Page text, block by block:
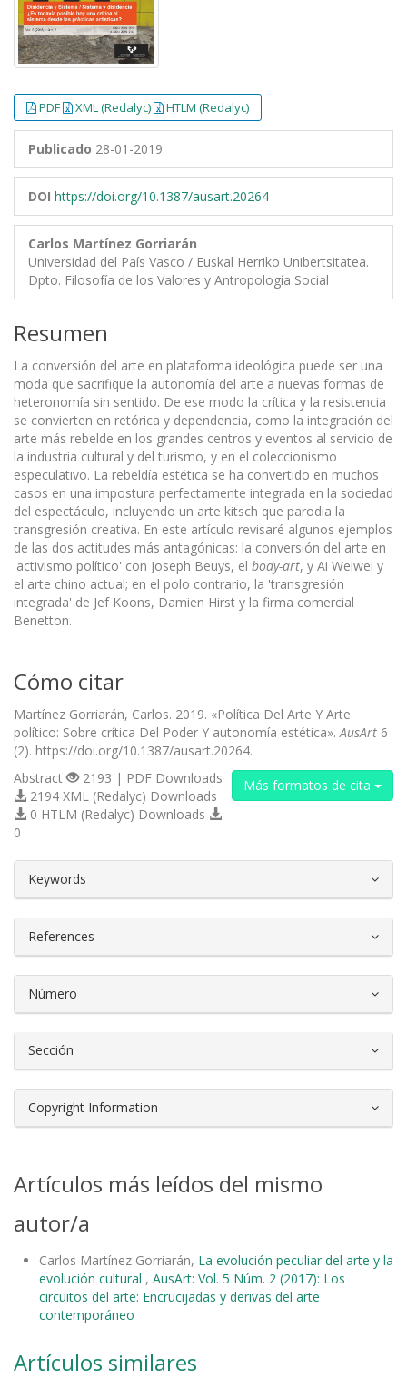
PDF XML (Redalyc) HTLM (Redalyc)
Publicado 28-01-2019
DOI https://doi.org/10.1387/ausart.20264
Carlos Martínez Gorriarán
Universidad del País Vasco / Euskal Herriko Unibertsitatea.
Dpto. Filosofía de los Valores y Antropología Social
Resumen
La conversión del arte en plataforma ideológica puede ser una
moda que sacrifique la autonomía del arte a nuevas formas de
heteronomía sin sentido. De ese modo la crítica y la resistencia
se convierten en retórica y dependencia, como la integración del
arte más rebelde en los grandes centros y eventos al servicio de
la industria cultural y del turismo, y en el coleccionismo
especulativo. La rebeldía estética se ha convertido en muchos
casos en una impostura perfectamente integrada en la sociedad
del espectáculo, incluyendo un arte kitsch que parodia la
transgresión creativa. En este artículo revisaré algunos ejemplos
de las dos actitudes más antagónicas: la conversión del arte en
'activismo político' con Joseph Beuys, el body-art, y Ai Weiwei y
el arte chino actual; en el polo contrario, la 'transgresión
integrada' de Jef Koons, Damien Hirst y la firma comercial
Benetton.
Cómo citar
Martínez Gorriarán, Carlos. 2019. «Política Del Arte Y Arte
político: Sobre crítica Del Poder Y autonomía estética». AusArt 6
(2). https://doi.org/10.1387/ausart.20264.
Más formatos de cita
Abstract
2193 | PDF Downloads
2194 XML (Redalyc) Downloads
0 HTLM (Redalyc) Downloads
0
Keywords
References
Número
Sección
Copyright Information
Artículos más leídos del mismo
autor/a
Carlos Martínez Gorriarán, La evolución peculiar del arte y la
evolución cultural , AusArt: Vol. 5 Núm. 2 (2017): Los
circuitos del arte: Encrucijadas y derivas del arte
contemporáneo
Artículos similares